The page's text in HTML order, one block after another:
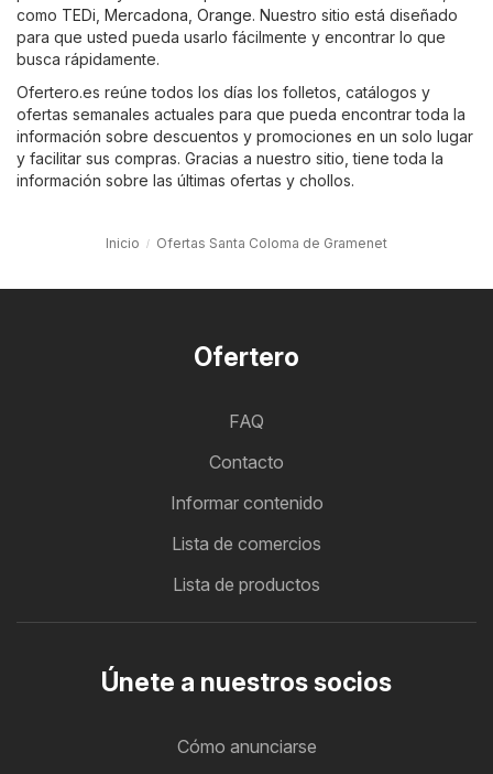
como TEDi Mercadona Orange. Nuestro sitio está diseñado
para que usted pueda usarlo fácilmente y encontrar lo que
busca rápidamente.
Ofertero.es reúne todos los días los folletos, catálogos y
ofertas semanales actuales para que pueda encontrar toda la
información sobre descuentos y promociones en un solo lugar
y facilitar sus compras. Gracias a nuestro sitio, tiene toda la
información sobre las últimas ofertas y chollos.
Inicio Ofertas Santa Coloma de Gramenet
Ofertero
FAQ
Contacto
Informar contenido
Lista de comercios
Lista de productos
Únete a nuestros socios
Cómo anunciarse